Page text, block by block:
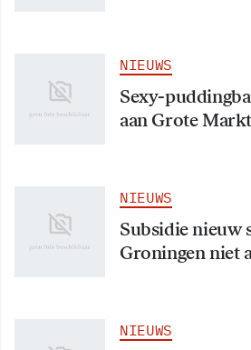
NIEUWS
Sexy-
aan Grote
NIEUWS
Subsidie nieuw
Groningen niet
NIEUWS